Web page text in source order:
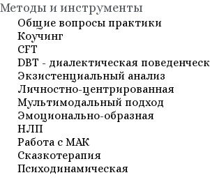
Методы и инструменты
Общие вопросы практики
Коучинг
СFT
DBT - диалектическая
Экзистенциальный анализ
Личностно-центрированная
Мультимодальный подход
Эмоционально-образная
НЛП
Работа с МАК
Сказкотерапия
Психодинамическая